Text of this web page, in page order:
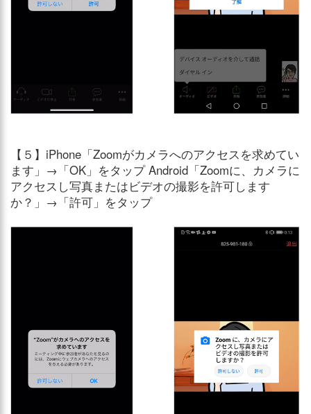
【５】iPhone「Zoomがカメラへのアクセスを求めてい
ます」→「OK」をタップ Android「Zoomに、カメラに
アクセスし写真またはビデオの撮影を許可します
か？」→「許可」をタップ